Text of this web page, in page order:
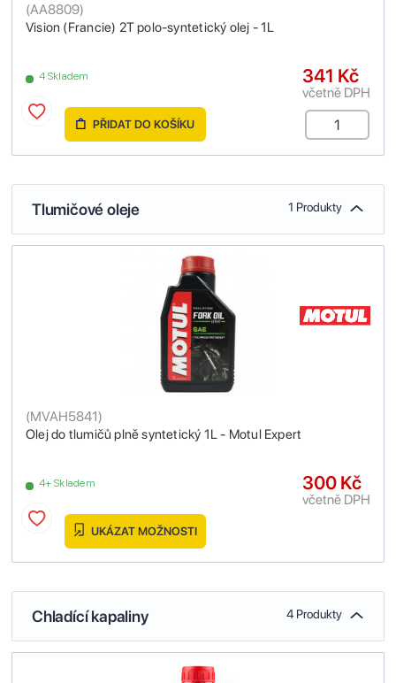
Vision (Francie) 2T polo-syntetický olej - 1L
(AA8809)
4 Skladem 341 Kč
včetně DPH
PŘIDAT DO KOŠÍKU
Tlumičové oleje 1 Produkty
Olej do tlumičů plně syntetický 1L - Motul Expert
(MVAH5841)
4+ Skladem 300 Kč
včetně DPH
UKÁZAT MOŽNOSTI
Chladící kapaliny 4 Produkty